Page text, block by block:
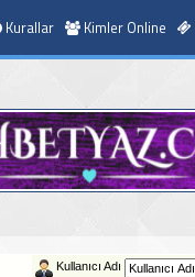
Kurallar Kimler Online
Kullanıcı Adı